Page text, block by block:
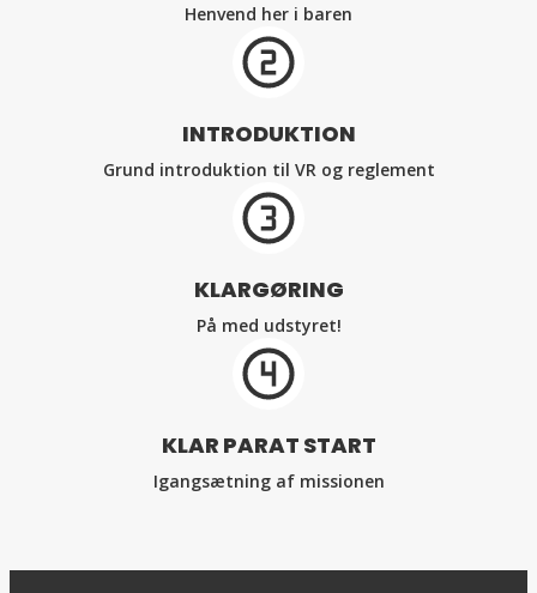
Henvend her i baren
INTRODUKTION
Grund introduktion til VR og reglement
KLARGØRING
På med udstyret!
KLAR PARAT START
Igangsætning af missionen